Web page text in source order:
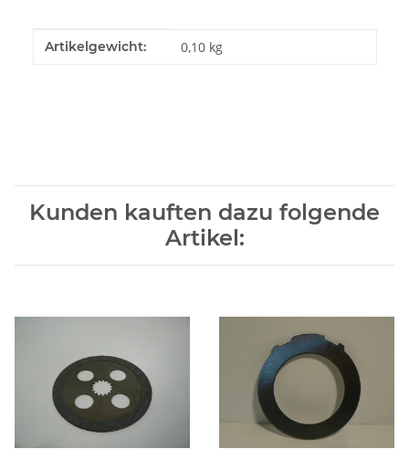
Produkteigenschaft
Wert
Artikelgewicht: 0,10 kg
Kunden kauften dazu folgende
Artikel: